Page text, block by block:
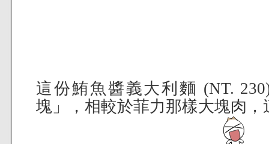
這份鮪魚醬義大利麵 (NT.
塊」，相較於菲力那樣大塊肉，